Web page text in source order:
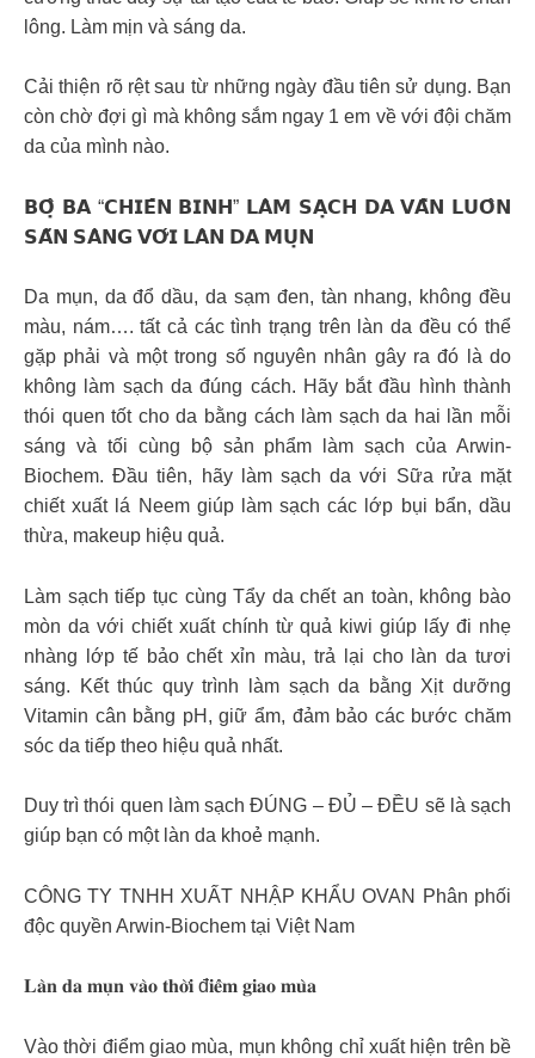
lông. Làm mịn và sáng da.
Cải thiện rõ rệt sau từ những ngày đầu tiên sử dụng. Bạn
còn chờ đợi gì mà không sắm ngay 1 em về với đội chăm
da của mình nào.
𝗕𝗢̣̂ 𝗕𝗔 “𝗖𝗛𝗜𝗘̂́𝗡 𝗕𝗜𝗡𝗛” 𝗟𝗔̀𝗠 𝗦𝗔̣𝗖𝗛 𝗗𝗔 𝗩𝗔̂̃𝗡 𝗟𝗨𝗢̂𝗡
𝗦𝗔̆̃𝗡 𝗦𝗔̀𝗡𝗚 𝗩𝗢̛́𝗜 𝗟𝗔̀𝗡 𝗗𝗔 𝗠𝗨̣𝗡
Da mụn, da đổ dầu, da sạm đen, tàn nhang, không đều
màu, nám…. tất cả các tình trạng trên làn da đều có thể
gặp phải và một trong số nguyên nhân gây ra đó là do
không làm sạch da đúng cách. Hãy bắt đầu hình thành
thói quen tốt cho da bằng cách làm sạch da hai lần mỗi
sáng và tối cùng bộ sản phẩm làm sạch của Arwin-
Biochem. Đầu tiên, hãy làm sạch da với Sữa rửa mặt
chiết xuất lá Neem giúp làm sạch các lớp bụi bẩn, dầu
thừa, makeup hiệu quả.
Làm sạch tiếp tục cùng Tẩy da chết an toàn, không bào
mòn da với chiết xuất chính từ quả kiwi giúp lấy đi nhẹ
nhàng lớp tế bảo chết xỉn màu, trả lại cho làn da tươi
sáng. Kết thúc quy trình làm sạch da bằng Xịt dưỡng
Vitamin cân bằng pH, giữ ẩm, đảm bảo các bước chăm
sóc da tiếp theo hiệu quả nhất.
Duy trì thói quen làm sạch ĐÚNG – ĐỦ – ĐỀU sẽ là sạch
giúp bạn có một làn da khoẻ mạnh.
CÔNG TY TNHH XUẤT NHẬP KHẨU OVAN Phân phối
độc quyền Arwin-Biochem tại Việt Nam
𝐋𝐚̀𝐧 𝐝𝐚 𝐦𝐮̣𝐧 𝐯𝐚̀𝐨 𝐭𝐡𝐨̛̀𝐢 đ𝐢𝐞̂̉𝐦 𝐠𝐢𝐚𝐨 𝐦𝐮̀𝐚
Vào thời điểm giao mùa, mụn không chỉ xuất hiện trên bề